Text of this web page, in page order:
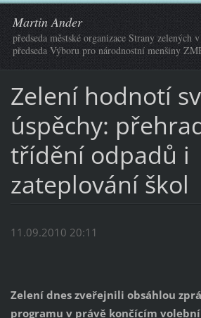
Martin Ander
předseda městské organizace Strany zelených
předseda Výboru pro národnostní menšiny
Zelení hodnotí
úspěchy:
třídění odpadů i
zateplování škol
11.09.2010 20:11
Zelení dnes zveřejnili obsáhlou
programu v právě končícím